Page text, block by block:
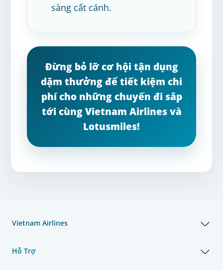
sàng cất cánh.
Đừng bỏ lỡ cơ hội tận dụng
dặm thưởng để tiết kiệm chi
phí cho những chuyến đi sắp
tới cùng Vietnam Airlines và
Lotusmiles!
Vietnam Airlines
Hỗ Trợ